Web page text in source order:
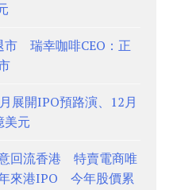
市 瑞幸咖啡CEO：正
展開IPO預路演、12月
元
回流香港 特賣電商唯
來港IPO 今年股價累